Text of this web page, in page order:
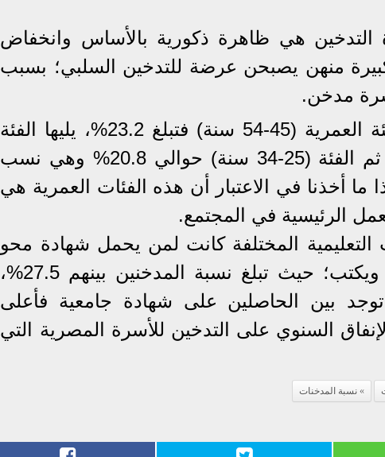
هي ظاهرة ذكورية بالأساس وانخفاض
منهن يصبحن عرضة للتدخين السلبي؛ بسبب
مدخن.
وجاءت على نسبة مدخنين في الفئة العمرية (45-54 سنة) فتبلغ 23.2%، يليها الفئة
العمرية (35-44 سنة) حوالى22.5% ثم الفئة (25-34 سنة) حوالي 20.8% وهي نسب
ما أخذنا في الاعتبار أن هذه الفئات العمرية هي
الرئيسية في المجتمع.
المختلفة كانت لمن يحمل شهادة محو
الأمية بنسبة 30.1%، يليها من يقرأ ويكتب؛ حيث تبلغ نسبة المدخنين بينهم 27.5%،
بين الحاصلين على شهادة جامعية فأعلى
متوسط الإنفاق السنوي على التدخين للأسرة المصرية التي
نسبة المدخنات